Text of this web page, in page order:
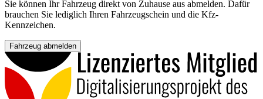
Sie können Ihr Fahrzeug direkt von Zuhause aus abmelden. Dafür
brauchen Sie lediglich Ihren Fahrzeugschein und die Kfz-
Kennzeichen.
Fahrzeug abmelden